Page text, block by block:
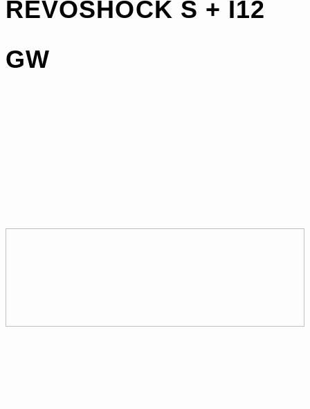
REVOSHOCK S + I12
GW